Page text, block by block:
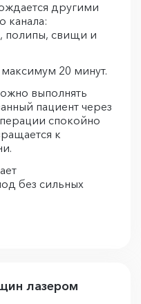
другими
канала:
полипы, свищи и
20 минут.
выполнять
пациент через
спокойно
к
без сильных
лазером